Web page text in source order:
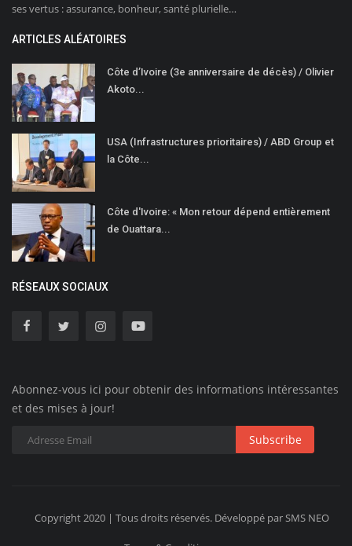
ses vertus : assurance, bonheur, santé plurielle…
ARTICLES ALÉATOIRES
Côte d’Ivoire (3e anniversaire de décès) / Olivier
Akoto...
USA (Infrastructures prioritaires) / ABD Group et
la Côte...
Côte d'Ivoire: « Mon retour dépend entièrement
de Ouattara...
RÉSEAUX SOCIAUX
Abonnez-vous ici pour obtenir des informations intéressantes
et des mises à jour!
Subscribe
Copyright 2020 | Tous droits réservés. Développé par SMS NEO